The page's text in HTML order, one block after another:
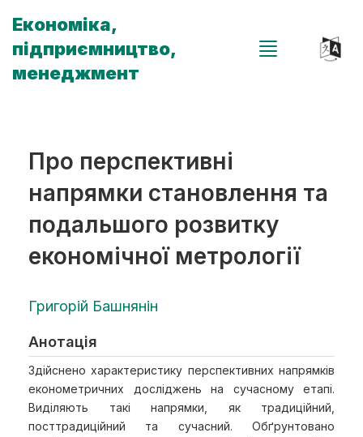
Економіка,
підприємництво,
менеджмент
Про перспективні
напрямки становлення та
подальшого розвитку
економічної метрології
Григорій Башнянін
Анотація
Здійснено характеристику перспективних напрямків
економетричних досліджень на сучасному етапі.
Виділяють такі напрямки, як традиційний,
посттрадиційний та сучасний. Обґрунтовано